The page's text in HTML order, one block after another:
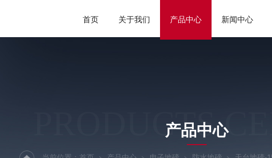
首页 关于我们 产品中心 新闻中心
PRODUCTS
产品中心